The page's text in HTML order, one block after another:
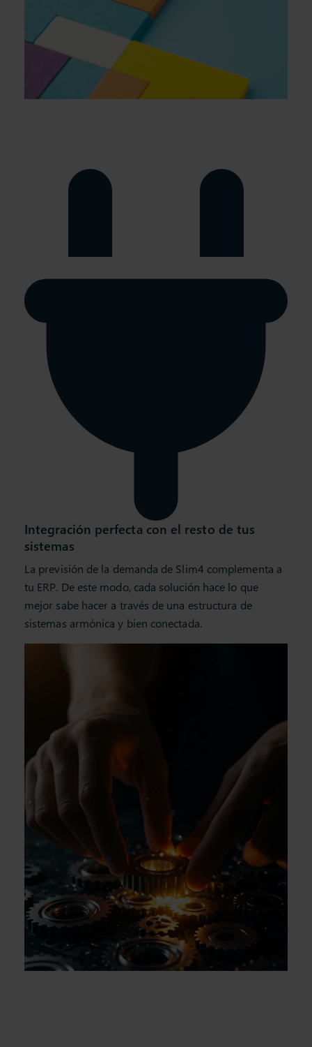
Integración perfecta con el resto de tus
sistemas
La previsión de la demanda de Slim4 complementa a
tu ERP. De este modo, cada solución hace lo que
mejor sabe hacer a través de una estructura de
sistemas armónica y bien conectada.